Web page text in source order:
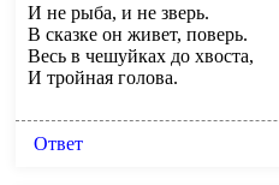
И не рыба, и не зверь.
В сказке он живет, поверь.
Весь в чешуйках до хвоста,
И тройная голова.
Ответ